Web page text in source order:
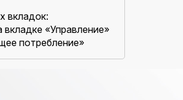
вкладок:
«Управление»
потребление»